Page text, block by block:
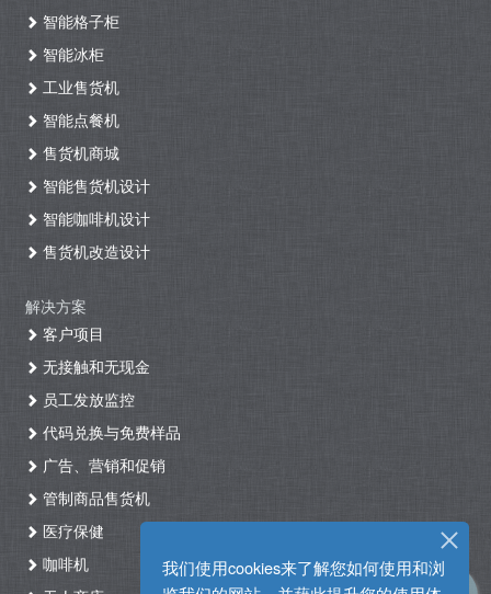
我们使用cookies来了解您如何使用和浏
智能格子柜
智能冰柜
工业售货机
智能点餐机
售货机商城
智能售货机设计
智能咖啡机设计
售货机改造设计
解决方案
客户项目
无接触和无现金
员工发放监控
代码兑换与免费样品
广告、营销和促销
管制商品售货机
医疗保健
咖啡机